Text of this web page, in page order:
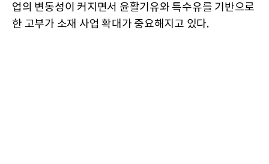
업의 변동성이 커지면서 윤활기유와 특수유를 기반으로
한 고부가 소재 사업 확대가 중요해지고 있다.